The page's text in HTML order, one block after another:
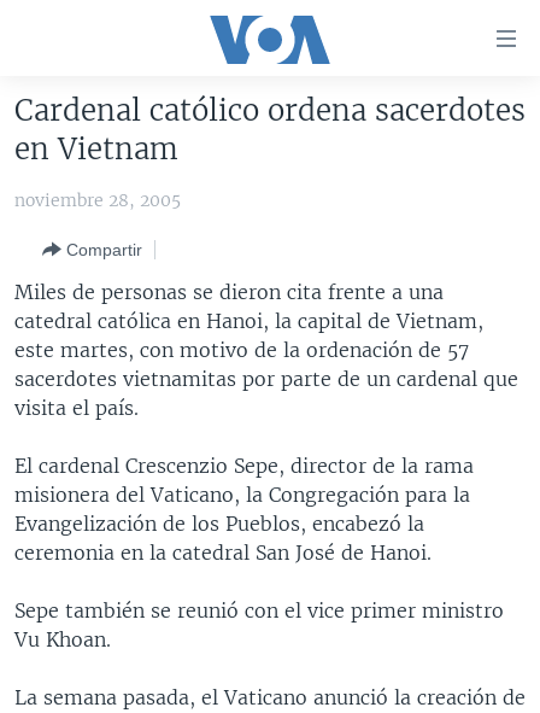
accesibilidad
contenido
Salte
navegador
principal
Salte
búsqueda
AMÉRICA DEL NORTE
HAITÍ
ELECCIONES EEUU
VOTO DIVIDIDO
VOA VERIFICA UCRANIA/RUSIA
VOA VERIFICA INMIGRACIÓN
VOA VERIFICA AMÉRICA LATINA
AMÉRICA LATINA
ARGENTINA
BOLIVIA
COLOMBIA
PERÚ
ECUADOR
VENEZUELA
BRASIL
CHINA EN AMÉRICA LATINA
CENTROAMÉRICA
COSTA RICA
GUATEMALA
HONDURAS
NICARAGUA
OTRAS SECCIONES
LIBERTAD DE PRENSA
MUNDO
ECONOMÍA
ENTRETENIMIENTO Y CULTURA
TECNOLOGÍA
DEPORTES
LIBERTAD DE PRENSA
UCRANIA
MULTIMEDIA
VIDEOS
FOTOGRAFÍA
AUDIOS
PROGRAMAS TV
EL MUNDO AL DÍA
FORO INTERAMERICANO
RADIO
AVANCE INFORMATIVO
DIRECT
Cardenal católico ordena sacerdotes
en Vietnam
noviembre 28, 2005
Compartir
Miles de personas se dieron cita frente a una
catedral católica en Hanoi, la capital de Vietnam,
este martes, con motivo de la ordenación de 57
sacerdotes vietnamitas por parte de un cardenal que
visita el país.
El cardenal Crescenzio Sepe, director de la rama
misionera del Vaticano, la Congregación para la
Evangelización de los Pueblos, encabezó la
ceremonia en la catedral San José de Hanoi.
Sepe también se reunió con el vice primer ministro
Vu Khoan.
La semana pasada, el Vaticano anunció la creación de